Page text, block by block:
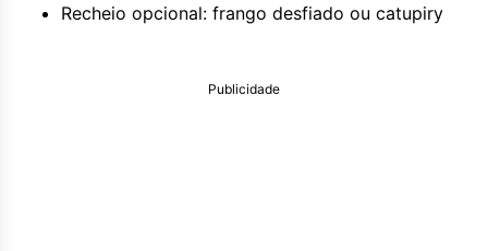
Recheio opcional: frango desfiado ou catupiry
Publicidade